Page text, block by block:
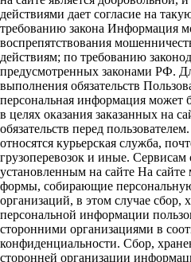
действиями дает согласие на
требованию закона Информация
воспрепятствования
действиям; по требованию
предусмотренных законами РФ.
выполнения обязательств
персональная информация может
в целях оказания заказанных на
обязательств перед
относятся курьерская служба,
грузоперевозок и иные. Сервисам
установленным на сайте На
формы, собирающие
организаций, в этом случае сбор,
персональной информации
сторонними организациями в
конфиденциальности. Сбор,
сторонней организации